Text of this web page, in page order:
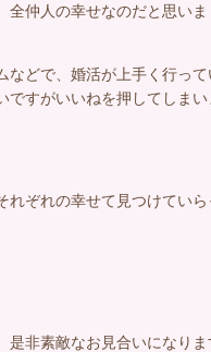
全仲人の幸せなのだと思いま
などで、婚活が上手く行って
ですがいいねを押してしまい
れぞれの幸せて見つけていら
是非素敵なお見合いになりま